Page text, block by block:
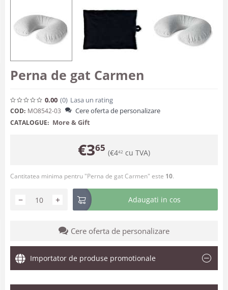
Perna de gat Carmen
0.00 (0) Lasa un rating
COD: MO8542-03 Cere oferta de personalizare
CATALOGUE: More & Gift
€365 (€442 cu TVA)
Cantitatea minima pentru "Perna de gat Carmen" este 10.
+
− Adaugati in cos
Cere oferta de personalizare
Importator de produse promotionale